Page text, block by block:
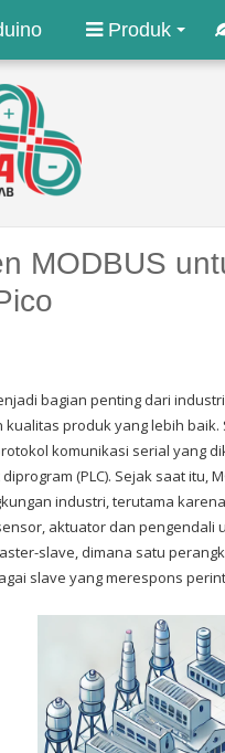
Produk
MODBUS
bagian penting dari
produk yang lebih
komunikasi serial yang
(PLC). Sejak saat itu,
industri, terutama
aktuator dan
slave, dimana satu
slave yang merespons